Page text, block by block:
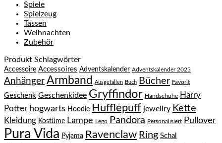
Spiele
Spielzeug
Tassen
Weihnachten
Zubehör
Produkt Schlagwörter
Accessoire Accessoires Adventskalender Adventskalender 2023
Anhänger Armband Ausgefallen Buch Bücher Favorit
Geschenk Geschenkidee Gryffindor Handschuhe Harry
Potter hogwarts Hoodie Hufflepuff jewellry Kette
Kleidung Kostüme Lampe Lego Pandora Personalisiert Pullover
Pura Vida Pyjama Ravenclaw Ring Schal